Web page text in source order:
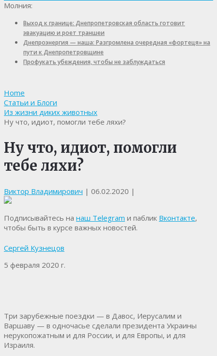
Молния:
Выход к границе: Днепропетровская область готовит
эвакуацию и роет траншеи
Днепроэнергия — наша: Разгромлена очередная «фортеця» на
пути к Днепропетровщине
Профукать убеждения, чтобы не заблуждаться
Home
Статьи и Блоги
Из жизни диких животных
Ну что, идиот, помогли тебе ляхи?
Ну что, идиот, помогли
тебе ляхи?
Виктор Владимирович | 06.02.2020 |
Подписывайтесь на наш Telegram и паблик Вконтакте,
чтобы быть в курсе важных новостей.
Сергей Кузнецов
5 февраля 2020 г.
Три зарубежные поездки — в Давос, Иерусалим и
Варшаву — в одночасье сделали президента Украины
нерукопожатным и для России, и для Европы, и для
Израиля.